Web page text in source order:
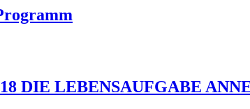
DIE LEBENSAUFGABE